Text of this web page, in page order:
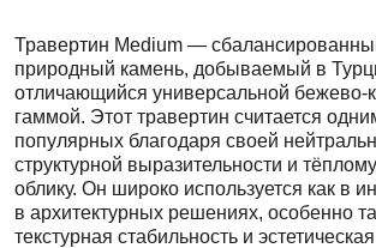
Травертин Medium —
природный камень, добываемый в
отличающийся универсальной бежево-
гаммой. Этот травертин считается
популярных благодаря своей
структурной выразительности и
облику. Он широко используется как в
в архитектурных решениях, особенно
текстурная стабильность и